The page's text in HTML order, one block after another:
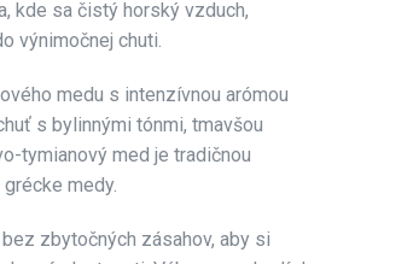
, kde sa čistý horský vzduch,
výnimočnej chuti.
medu s intenzívnou arómou
s bylinnými tónmi, tmavšou
tymianový med je tradičnou
medy.
zbytočných zásahov, aby si